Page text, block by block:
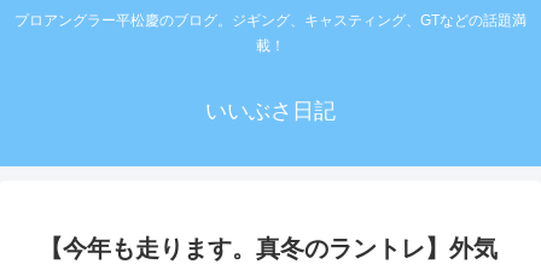
プロアングラー平松慶のブログ。ジギング、キャスティング、GTなどの話題満
載！
いいぶさ日記
【今年も走ります。真冬のラントレ】外気